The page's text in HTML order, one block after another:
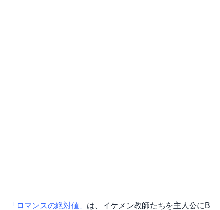
「ロマンスの絶対値」 は、イケメン教師たちを主人公にB